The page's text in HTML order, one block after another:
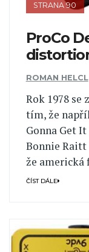
STRANA 90
ProCo
ROMAN HELCL
Rok 1978 se
tím, že
Gonna Get
Bonnie
že americká
ČÍST DÁLE